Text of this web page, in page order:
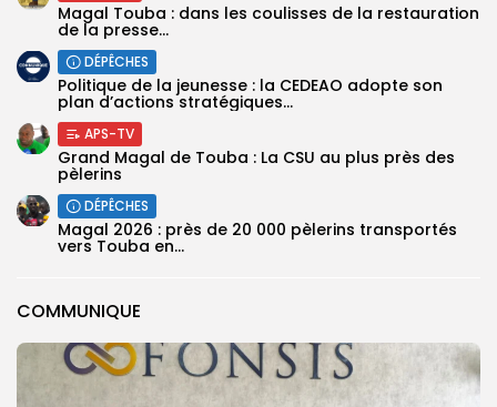
COMMUNIQUE
Magal Touba : dans les coulisses de la restauration
de la presse...
DÉPÊCHES
Politique de la jeunesse : la CEDEAO adopte son
plan d’actions stratégiques...
APS-TV
Grand Magal de Touba : La CSU au plus près des
pèlerins
DÉPÊCHES
Magal 2026 : près de 20 000 pèlerins transportés
vers Touba en...